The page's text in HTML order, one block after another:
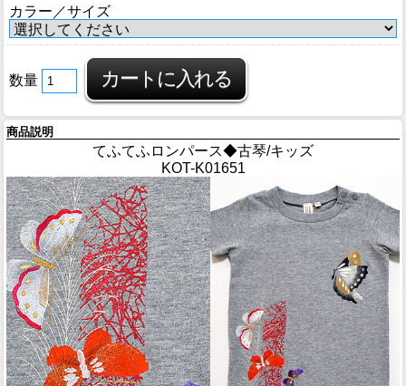
カラー／サイズ
数量
商品説明
てふてふロンパース◆古琴/キッズ
KOT-K01651